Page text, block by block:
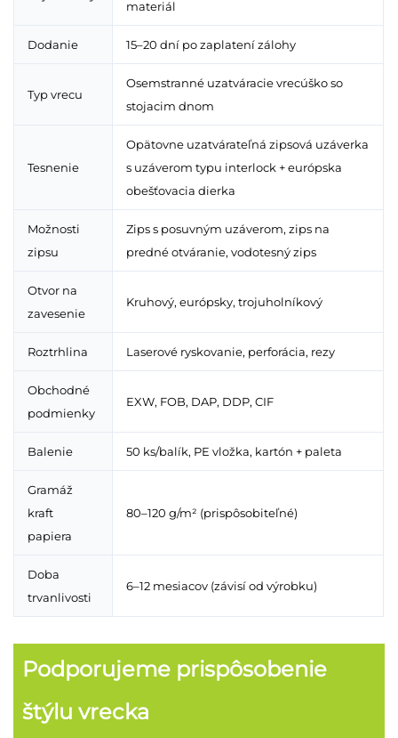
materiál
Dodanie 15–20 dní po zaplatení zálohy
Typ vrecu
Osemstranné uzatváracie vrecúško so
stojacim dnom
Tesnenie
Opätovne uzatvárateľná zipsová uzáverka
s uzáverom typu interlock + európska
obešťovacia dierka
Možnosti
zipsu
Zips s posuvným uzáverom, zips na
predné otváranie, vodotesný zips
Otvor na
zavesenie
Kruhový, európsky, trojuholníkový
Roztrhlina Laserové ryskovanie, perforácia, rezy
Obchodné
podmienky
EXW, FOB, DAP, DDP, CIF
Balenie 50 ks/balík, PE vložka, kartón + paleta
Gramáž
kraft
papiera
80–120 g/m² (prispôsobiteľné)
Doba
trvanlivosti
6–12 mesiacov (závisí od výrobku)
Podporujeme prispôsobenie
štýlu vrecka